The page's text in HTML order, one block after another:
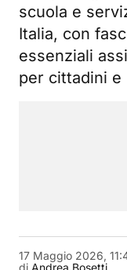
scuola e
Italia, con
essenziali
per cittadini e
di Andrea Bosetti
17 Maggio 2026,